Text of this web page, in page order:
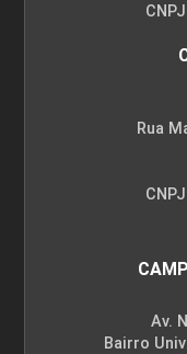
Rua
Av.
Bairro